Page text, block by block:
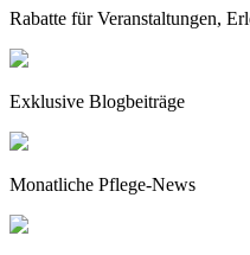
Rabatte für Veranstaltungen,
Exklusive Blogbeiträge
Monatliche Pflege-News